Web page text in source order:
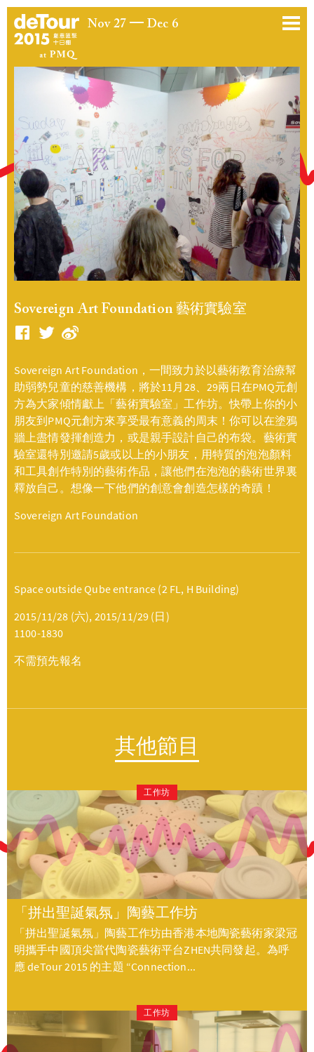
Nov 27 Dec 6
Sovereign Art Foundation 藝術實驗室
Sovereign Art Foundation，一間致力於以藝術教育治療幫
助弱勢兒童的慈善機構，將於11月28、29兩日在PMQ元創
方為大家傾情獻上「藝術實驗室」工作坊。快帶上你的小
朋友到PMQ元創方來享受最有意義的周末！你可以在塗鴉
牆上盡情發揮創造力，或是親手設計自己的布袋。藝術實
驗室還特別邀請5歲或以上的小朋友，用特質的泡泡顏料
和工具創作特別的藝術作品，讓他們在泡泡的藝術世界裏
釋放自己。想像一下他們的創意會創造怎樣的奇蹟！
Sovereign Art Foundation
Space outside Qube entrance (2 FL, H Building)
2015/11/28 (六), 2015/11/29 (日)
1100-1830
不需預先報名
其他節目
工作坊
「拼出聖誕氣氛」陶藝工作坊
「拼出聖誕氣氛」陶藝工作坊由香港本地陶瓷藝術家梁冠
明攜手中國頂尖當代陶瓷藝術平台ZHEN共同發起。為呼
應 deTour 2015 的主題 “Connection...
工作坊